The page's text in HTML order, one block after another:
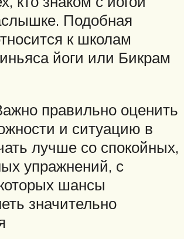
Подобная
к школам
йоги или Бикрам
правильно оценить
и ситуацию в
лучше со спокойных,
упражнений, с
шансы
значительно